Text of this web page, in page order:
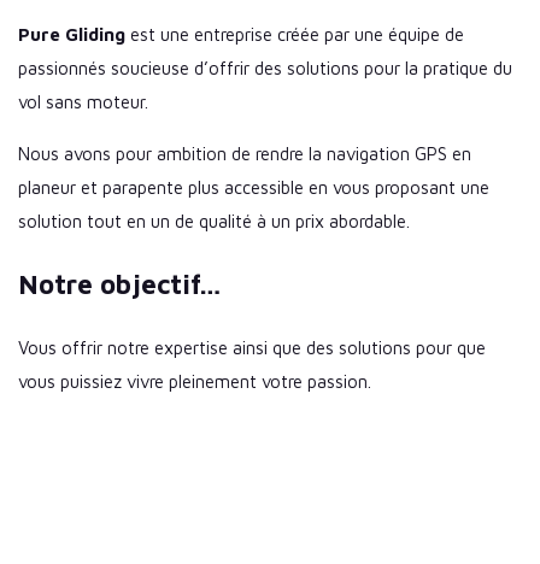
Pure Gliding est une entreprise créée par une équipe de
passionnés soucieuse d’offrir des solutions pour la pratique du
vol sans moteur.
Nous avons pour ambition de rendre la navigation GPS en
planeur et parapente plus accessible en vous proposant une
solution tout en un de qualité à un prix abordable.
Notre objectif…
Vous offrir notre expertise ainsi que des solutions pour que
vous puissiez vivre pleinement votre passion.